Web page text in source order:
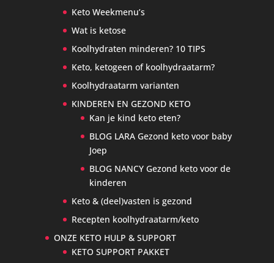
Keto Weekmenu’s
Wat is ketose
Koolhydraten minderen? 10 TIPS
Keto, ketogeen of koolhydraatarm?
Koolhydraatarm varianten
KINDEREN EN GEZOND KETO
Kan je kind keto eten?
BLOG LARA Gezond keto voor baby
Joep
BLOG NANCY Gezond keto voor de
kinderen
Keto & (deel)vasten is gezond
Recepten koolhydraatarm/keto
ONZE KETO HULP & SUPPORT
KETO SUPPORT PAKKET